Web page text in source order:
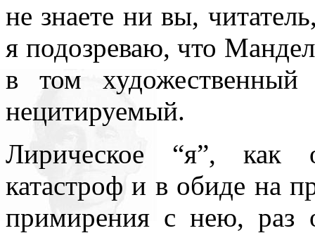
не знаете ни вы,
я подозреваю, что
в том
нецитируемый.
Лирическое “я”, как
катастроф и в обиде на
примирения с нею, раз